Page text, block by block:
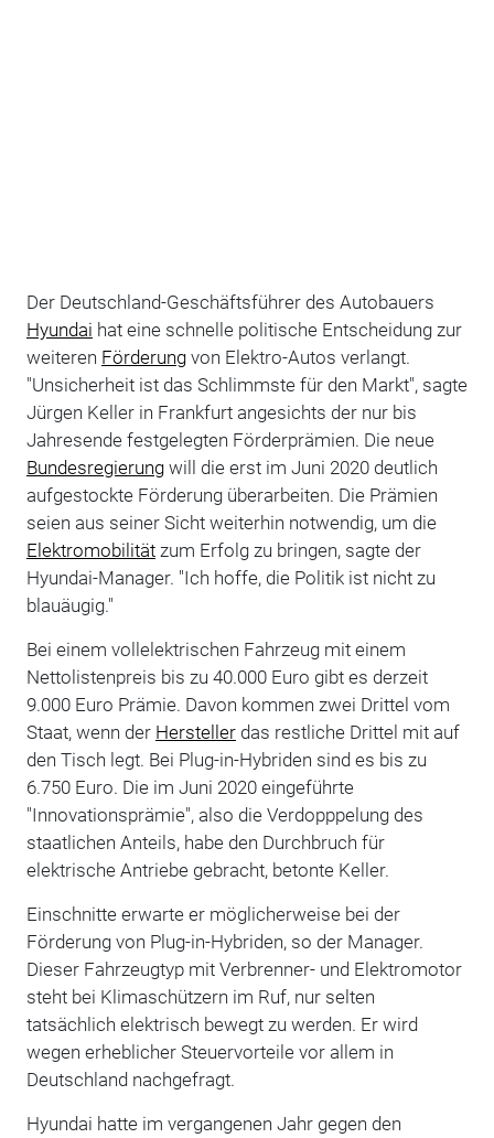
Der Deutschland-Geschäftsführer des Autobauers
Hyundai hat eine schnelle politische Entscheidung zur
weiteren Förderungvon Elektro-Autos verlangt.
"Unsicherheit ist das Schlimmste für den Markt", sagte
Jürgen Keller in Frankfurt angesichts der nur bis
Jahresende festgelegten Förderprämien. Die neue
Bundesregierungwill die erst im Juni 2020 deutlich
aufgestockte Förderung überarbeiten. Die Prämien
seien aus seiner Sicht weiterhin notwendig, um die
Elektromobilitätzum Erfolg zu bringen, sagte der
Hyundai-Manager. "Ich hoffe, die Politik ist nicht zu
blauäugig."
Bei einem vollelektrischen Fahrzeug mit einem
Nettolistenpreis bis zu 40.000 Euro gibt es derzeit
9.000 Euro Prämie. Davon kommen zwei Drittel vom
Staat, wenn der Herstellerdas restliche Drittel mit auf
den Tisch legt. Bei Plug-in-Hybriden sind es bis zu
6.750 Euro. Die im Juni 2020 eingeführte
"Innovationsprämie", also die Verdopppelung des
staatlichen Anteils, habe den Durchbruch für
elektrische Antriebe gebracht, betonte Keller.
Einschnitte erwarte er möglicherweise bei der
Förderung von Plug-in-Hybriden, so der Manager.
Dieser Fahrzeugtyp mit Verbrenner- und Elektromotor
steht bei Klimaschützern im Ruf, nur selten
tatsächlich elektrisch bewegt zu werden. Er wird
wegen erheblicher Steuervorteile vor allem in
Deutschland nachgefragt.
Hyundai hatte im vergangenen Jahr gegen den